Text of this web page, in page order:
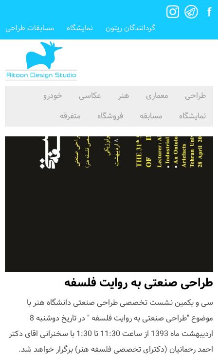
گردانندگان ریتون نمایشگاه مسابقات طراحی
طراحی معماری هنر عکاسی
خودرو
نمایشگاه
مسابقه فروشگاه متفرقه
طراحی صنعتی به روایت فلسفه
سی و یکمین نشست تخصصی طراحی صنعتی دانشگاه هنر با
موضوع "طراحی صنعتی به روایت فلسفه " در تاریخ دوشنبه 8
اردیبهشت ماه 1393 از ساعت 11:30 تا 1:30 با سخنرانی اقای دکتر
احمد رحمانیان (دکترای تخصصی فلسفه هنر) برگزار خواهد شد.